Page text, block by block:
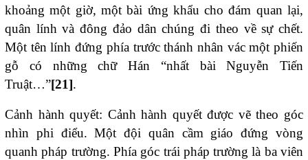
khoảng một giờ, một bài ứng khẩu cho đám quan lại,
quân lính và đông đảo dân chúng đi theo về sự chết.
Một tên lính đứng phía trước thánh nhân vác một phiến
gỗ có những chữ Hán “nhất bài Nguyễn Tiến
Truật…”[21].
Cảnh hành quyết: Cảnh hành quyết được vẽ theo góc
nhìn phi điểu. Một đội quân cầm giáo đứng vòng
quanh pháp trường. Phía góc trái pháp trường là ba viên